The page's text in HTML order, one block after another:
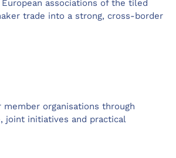
associations of the tiled
trade into a strong, cross-border
member organisations through
joint initiatives and practical